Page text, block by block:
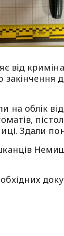
від
облік
Здали